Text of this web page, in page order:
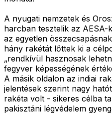
A nyugati nemzetek és
harcban tesztelik az AESA-
az egyetlen
hány rakétát lőttek ki a
„rendkívül hasznosak
fegyver képességének
A másik oldalon az indiai
jelentések szerint nagy
rakéta volt - sikeres célba
pakisztáni légvédelem